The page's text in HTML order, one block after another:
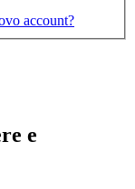
account?
e